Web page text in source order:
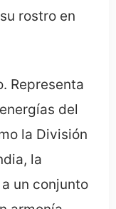
rostro en
Representa
del
la División
la
un conjunto